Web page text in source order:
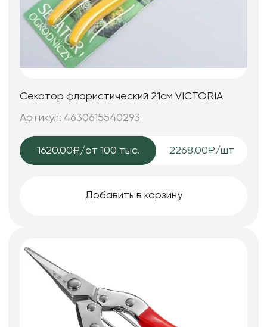
Секатор флористический 21см VICTORIA
Артикул: 4630615540293
1620.00₽/от 100 тыс. 2268.00₽/шт
Добавить в корзину